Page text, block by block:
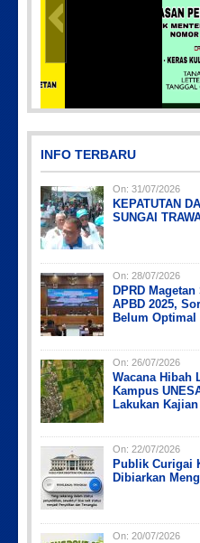
Picsart_23-
Picsart_23-
Picsart_23-
IMG-
INFO TERBARU
On: 31/07/2026
KEPATUTAN
SUNGAI
On: 28/07/2026
DPRD
APBD 2025,
Belum Optimal
On: 26/07/2026
Wacana Hibah
Kampus
Lakukan
On: 22/07/2026
Publik Curigai
Dibiarkan
On: 20/07/2026